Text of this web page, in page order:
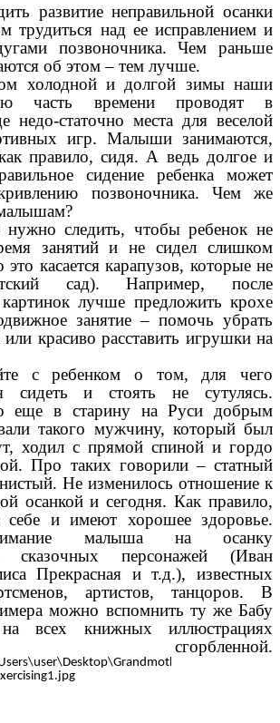
развитие неправильной осанки
трудиться над ее исправлением и
позвоночника. Чем раньше
об этом – тем лучше.
холодной и долгой зимы наши
часть времени проводят в
недо-статочно места для веселой
игр. Малыши занимаются,
правило, сидя. А ведь долгое и
сидение ребенка может
позвоночника. Чем же
следить, чтобы ребенок не
занятий и не сидел слишком
касается карапузов, которые не
сад). Например, после
лучше предложить крохе
занятие – помочь убрать
или красиво расставить игрушки на
с ребенком о том, для чего
сидеть и стоять не сутулясь.
еще в старину на Руси добрым
такого мужчину, который был
ходил с прямой спиной и гордо
Про таких говорили – статный
Не изменилось отношение к
осанкой и сегодня. Как правило,
и имеют хорошее здоровье.
малыша на осанку
сказочных персонажей (Иван
Прекрасная и т.д.), известных
артистов, танцоров. В
можно вспомнить ту же Бабу
всех книжных иллюстрациях
сгорбленной.